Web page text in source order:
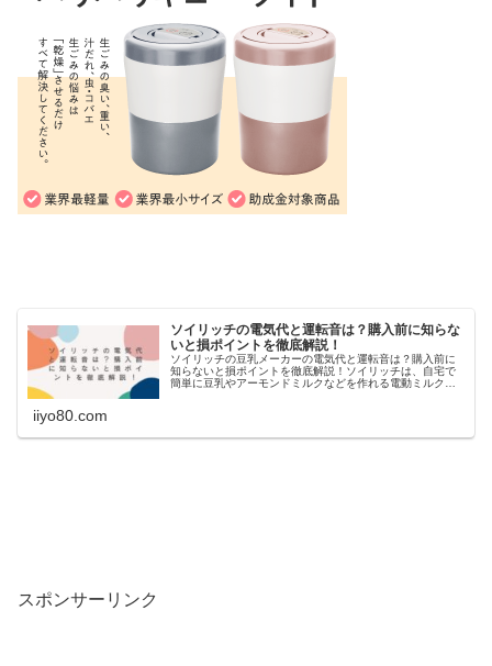
ソイリッチの電気代と運転音は？購入前に知らな
いと損ポイントを徹底解説！
ソイリッチの豆乳メーカーの電気代と運転音は？購入前に
知らないと損ポイントを徹底解説！ソイリッチは、自宅で
簡単に豆乳やアーモンドミルクなどを作れる電動ミルクメ
iiyo80.com
スポンサーリンク